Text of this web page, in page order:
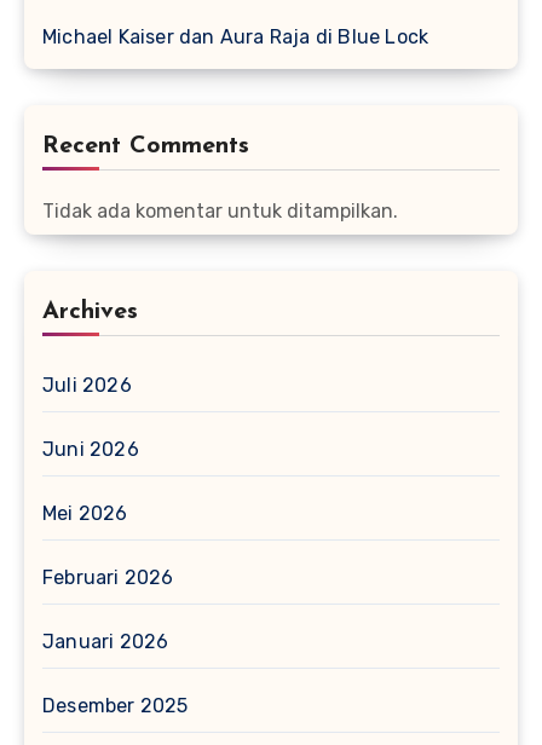
Michael Kaiser dan Aura Raja di Blue Lock
Recent Comments
Tidak ada komentar untuk ditampilkan.
Archives
Juli 2026
Juni 2026
Mei 2026
Februari 2026
Januari 2026
Desember 2025